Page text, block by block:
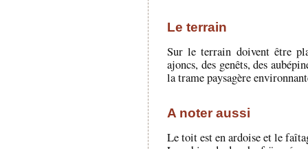
Le terrain
Sur le terrain doivent être
ajoncs, des genêts, des
la trame paysagère
A noter aussi
Le toit est en ardoise et le